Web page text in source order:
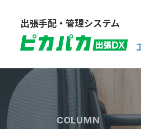
出張手配・管理システム
COLUMN